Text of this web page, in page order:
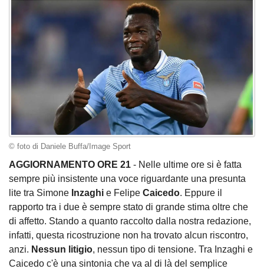
© foto di Daniele Buffa/Image Sport
AGGIORNAMENTO ORE 21 - Nelle ultime ore si è fatta
sempre più insistente una voce riguardante una presunta
lite tra Simone Inzaghi e Felipe Caicedo. Eppure il
rapporto tra i due è sempre stato di grande stima oltre che
di affetto. Stando a quanto raccolto dalla nostra redazione,
infatti, questa ricostruzione non ha trovato alcun riscontro,
anzi. Nessun litigio, nessun tipo di tensione. Tra Inzaghi e
Caicedo c'è una sintonia che va al di là del semplice